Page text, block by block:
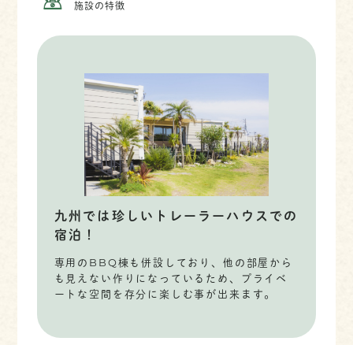
施設の特徴
九州では珍しいトレーラーハウスでの
宿泊！
専用のBBQ棟も併設しており、他の部屋から
も見えない作りになっているため、プライベ
ートな空間を存分に楽しむ事が出来ます。